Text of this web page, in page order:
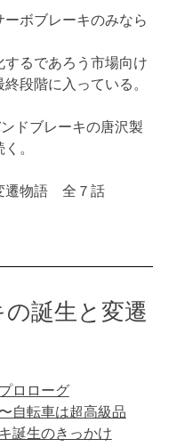
ボブレーキのみなら
るであろう市場向け
段階に入っている。
ドブレーキの唐沢製
。
遷物語 全７話
誕生と変遷
ロローグ
自転車は超高級品
誕生のきっかけ